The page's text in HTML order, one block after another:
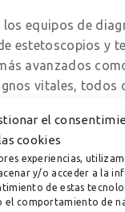
el
cookies
experiencias,
y/o acceder a la
de estas
el comportamiento de
los equipos de
estetoscopios y
avanzados
vitales, todos
en
facilitando un
que es crucial